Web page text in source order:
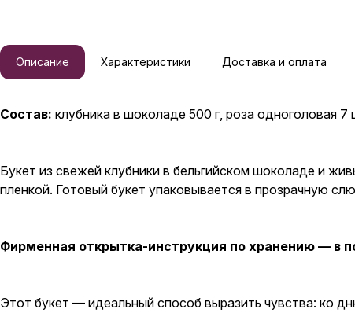
Описание Характеристики Доставка и оплата
Состав: клубника в шоколаде 500 г, роза одноголовая 7
Букет из свежей клубники в бельгийском шоколаде и
пленкой. Готовый букет упаковывается в прозрачную
Фирменная открытка-инструкция по хранению — в
Этот букет — идеальный способ выразить чувства: ко